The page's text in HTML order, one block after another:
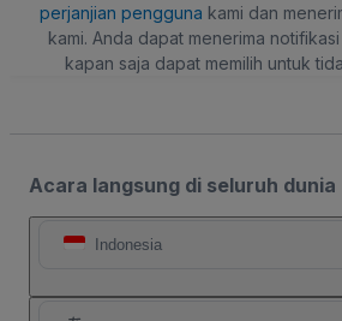
perjanjian pengguna kami dan
kami. Anda dapat menerima
kapan saja dapat memilih untuk
Acara langsung di seluruh dunia
Indonesia